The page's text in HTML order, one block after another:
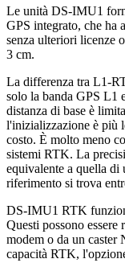
Le unità DS-IMU1
GPS integrato, che ha
senza ulteriori licenze
3 cm.
La differenza tra L1-
solo la banda GPS L1
distanza di base è
l'inizializzazione è più
costo. È molto meno
sistemi RTK. La
equivalente a quella
riferimento si trova
DS-IMU1 RTK
Questi possono essere
modem o da un caster
capacità RTK,